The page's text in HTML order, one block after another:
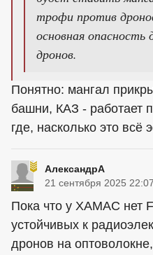
трофи против
основная опасность
дронов.
Понятно: мангал
башни, КАЗ - работает
где, насколько это всё
АлександрА
21 сентября 2025 22:07
Пока что у ХАМАС нет
устойчивых к
дронов на